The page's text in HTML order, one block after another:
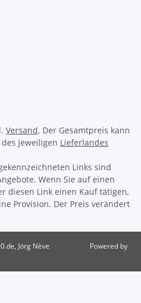
Versand. Der Gesamtpreis kann
jeweiligen Lieferlandes
Links sind
Wenn Sie auf einen
diesen Link einen Kauf tätigen,
Provision. Der Preis verändert
Jörg Nève
Powered by